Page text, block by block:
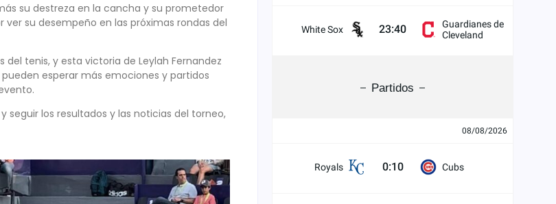
su destreza en la cancha y su prometedor
su desempeño en las próximas rondas del
tenis, y esta victoria de Leylah Fernandez
esperar más emociones y partidos
seguir los resultados y las noticias del torneo,
White Sox 23:40
Guardianes de
Cleveland
Partidos
08/08/2026
Royals 0:10 Cubs